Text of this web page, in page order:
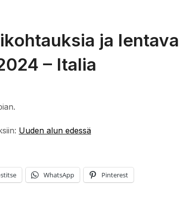
ja lentava
– Italia
Uuden alun edessä
WhatsApp Pinterest